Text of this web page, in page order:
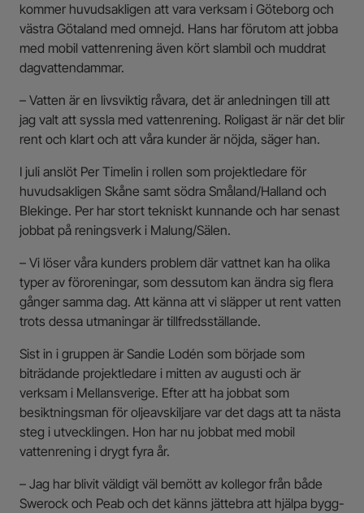
kommer huvudsakligen att vara verksam i Göteborg och
västra Götaland med omnejd. Hans har förutom att jobba
med mobil vattenrening även kört slambil och muddrat
dagvattendammar.
– Vatten är en livsviktig råvara, det är anledningen till att
jag valt att syssla med vattenrening. Roligast är när det blir
rent och klart och att våra kunder är nöjda, säger han.
I juli anslöt Per Timelin i rollen som projektledare för
huvudsakligen Skåne samt södra Småland/Halland och
Blekinge. Per har stort tekniskt kunnande och har senast
jobbat på reningsverk i Malung/Sälen.
– Vi löser våra kunders problem där vattnet kan ha olika
typer av föroreningar, som dessutom kan ändra sig flera
gånger samma dag. Att känna att vi släpper ut rent vatten
trots dessa utmaningar är tillfredsställande.
Sist in i gruppen är Sandie Lodén som började som
biträdande projektledare i mitten av augusti och är
verksam i Mellansverige. Efter att ha jobbat som
besiktningsman för oljeavskiljare var det dags att ta nästa
steg i utvecklingen. Hon har nu jobbat med mobil
vattenrening i drygt fyra år.
– Jag har blivit väldigt väl bemött av kollegor från både
Swerock och Peab och det känns jättebra att hjälpa bygg-